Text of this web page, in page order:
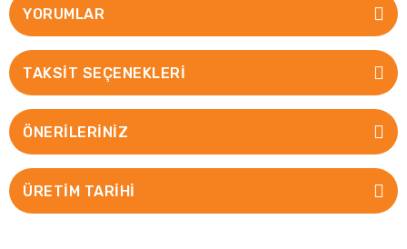
YORUMLAR
TAKSIT SEÇENEKLERI
ÖNERILERINIZ
ÜRETİM TARİHİ